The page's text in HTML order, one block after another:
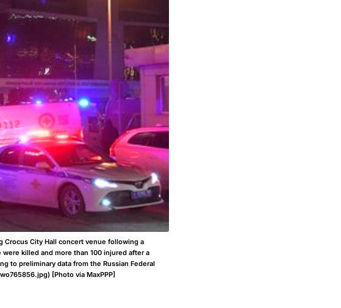
Crocus City Hall concert venue following a
killed and more than 100 injured after a
to preliminary data from the Russian Federal
[Photo via MaxPPP]